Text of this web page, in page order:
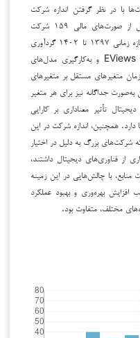
با در نظر گرفتن اندازه شرکت
به‌عنوان متغیر تعدیل‌گر بود. داده‌های پژوهش از صورت‌های مالی ۱۵۹ شرکت
پذیرفته‌شده در بورس اوراق بهادار تهران طی بازه زمانی ۱۳۹۷ تا ۱۴۰۲ گردآوری
شد. تحلیل داده‌ها با استفاده از نرم‌افزار EViews ۱۰ و به‌کارگیری مدل‌های
متغیرهای مستقل بر متغیرهای
جداگانه نیز برای هر متغیر
تأثیر معناداری بر کارایی
همچنین، اندازه شرکت در این
شرکت‌های بزرگ به دلیل در اختیار
از فناوری‌های دیجیتال داشتند،
با چالش‌هایی در این زمینه
بهره‌وری و بهبود عملکرد
مختلف، متفاوت بود.